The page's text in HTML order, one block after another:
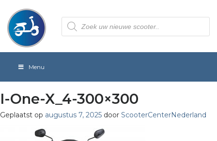
Producten
zoeken
Menu
I-One-X_4-300×300
Geplaatst op augustus 7, 2025 door ScooterCenterNederland